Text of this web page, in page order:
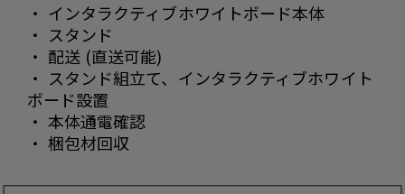
・ インタラクティブホワイトボード本体
・ スタンド
・ 配送 (直送可能)
・ スタンド組立て、インタラクティブホワイト
ボード設置
・ 本体通電確認
・ 梱包材回収